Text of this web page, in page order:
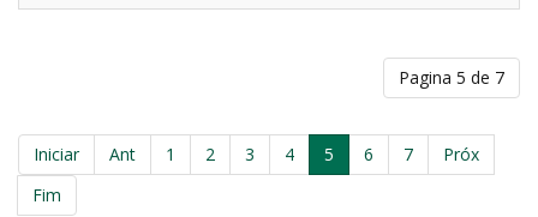
Pagina 5 de 7
Iniciar Ant 1 2 3 4 5 6 7
Próx
Fim